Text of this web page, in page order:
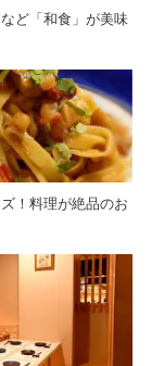
ど「和食」が美味
！料理が絶品のお